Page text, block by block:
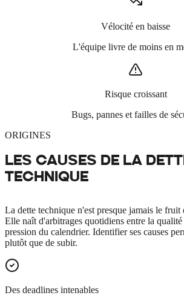
Vélocité en baisse
L'équipe livre de moins en
Risque croissant
Bugs, pannes et failles de
ORIGINES
LES CAUSES DE LA
TECHNIQUE
La dette technique n'est presque jamais le fruit
Elle naît d'arbitrages quotidiens entre la qualité
pression du calendrier. Identifier ses causes
plutôt que de subir.
Des deadlines intenables